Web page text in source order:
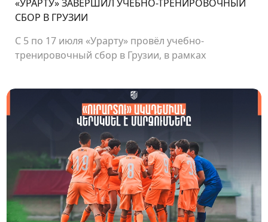
«УРАРТУ» ЗАВЕРШИЛ УЧЕБНО-ТРЕНИРОВОЧНЫЙ
СБОР В ГРУЗИИ
С 5 по 17 июля «Урарту» провёл учебно-
тренировочный сбор в Грузии, в рамках